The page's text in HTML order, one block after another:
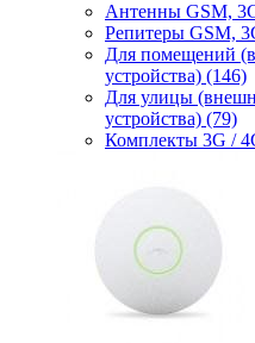
Антенны GSM,
Репитеры GSM,
Для помещений
устройства) (146)
Для улицы
устройства) (79)
Комплекты 3G /